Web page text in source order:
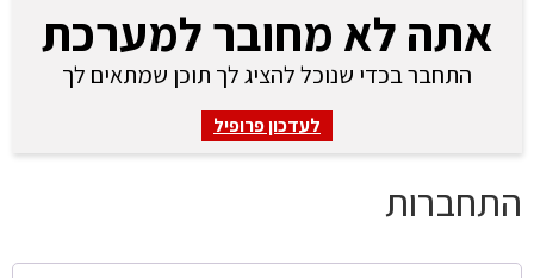
אתה לא מחובר למערכת
התחבר בכדי שנוכל להציג לך תוכן שמתאים לך
לעדכון פרופיל
התחברות